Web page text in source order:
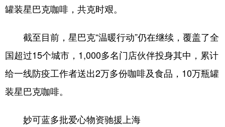
罐装星巴克咖啡，共克时艰。
截至目前，星巴克“温暖行动”仍在继续，覆盖了全
国超过15个城市，1,000多名门店伙伴投身其中，累计
给一线防疫工作者送出2万多份咖啡及食品，10万瓶罐
装星巴克咖啡。
妙可蓝多批爱心物资驰援上海